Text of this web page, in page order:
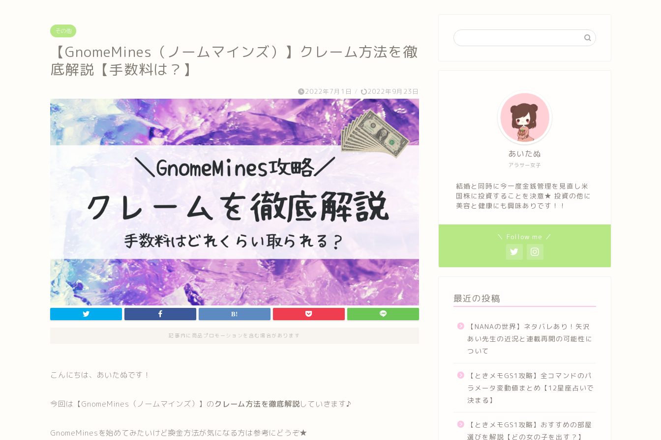
その他
【GnomeMines（ノームマインズ）】クレーム方法を徹
底解説【手数料は？】
2022年7月1日 / 2022年9月23日
記事内に商品プロモーションを含む場合があります
こんにちは、あいたぬです！
今回は【GnomeMines（ノームマインズ）】のクレーム方法を徹底解説していきます♪
GnomeMinesを始めてみたいけど換金方法が気になる方は参考にどうぞ★
アラサー女子
あいたぬ
結婚と同時に今一度金銭管理を見直し米
国株に投資することを決意★ 投資の他に
美容と健康にも興味ありです！！
＼ Follow me ／
最近の投稿
【NANAの世界】ネタバレあり！矢沢
あい先生の近況と連載再開の可能性に
ついて
【ときメモGS1攻略】全コマンドのパ
ラメータ変動値まとめ【12星座占いで
決まる】
【ときメモGS1攻略】おすすめの部屋
選びを解説【どの女の子を出す？】